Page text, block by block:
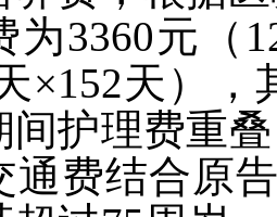
为3360元（
×152天），
间护理费重
通费结合原